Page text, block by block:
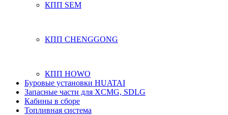
КПП SEM
КПП CHENGGONG
КПП HOWO
Буровые установки HUATAI
Запасные части для XCMG, SDLG
Кабины в сборе
Топливная система